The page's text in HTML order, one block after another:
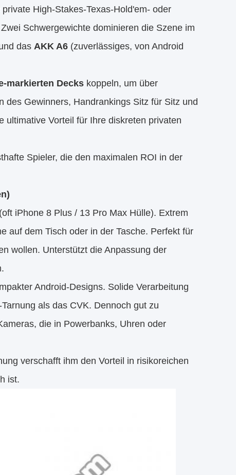
High-Stakes-Texas-Hold'em- oder
Schwergewichte dominieren die Szene im
das AKK A6 (zuverlässiges, von Android
markierten Decks koppeln, um über
des Gewinners, Handrankings Sitz für Sitz und
ultimative Vorteil für Ihre diskreten privaten
Spieler, die den maximalen ROI in der
iPhone 8 Plus / 13 Pro Max Hülle). Extrem
auf dem Tisch oder in der Tasche. Perfekt für
wollen. Unterstützt die Anpassung der
Android-Designs. Solide Verarbeitung
als das CVK. Dennoch gut zu
die in Powerbanks, Uhren oder
verschafft ihm den Vorteil in risikoreichen
ist.